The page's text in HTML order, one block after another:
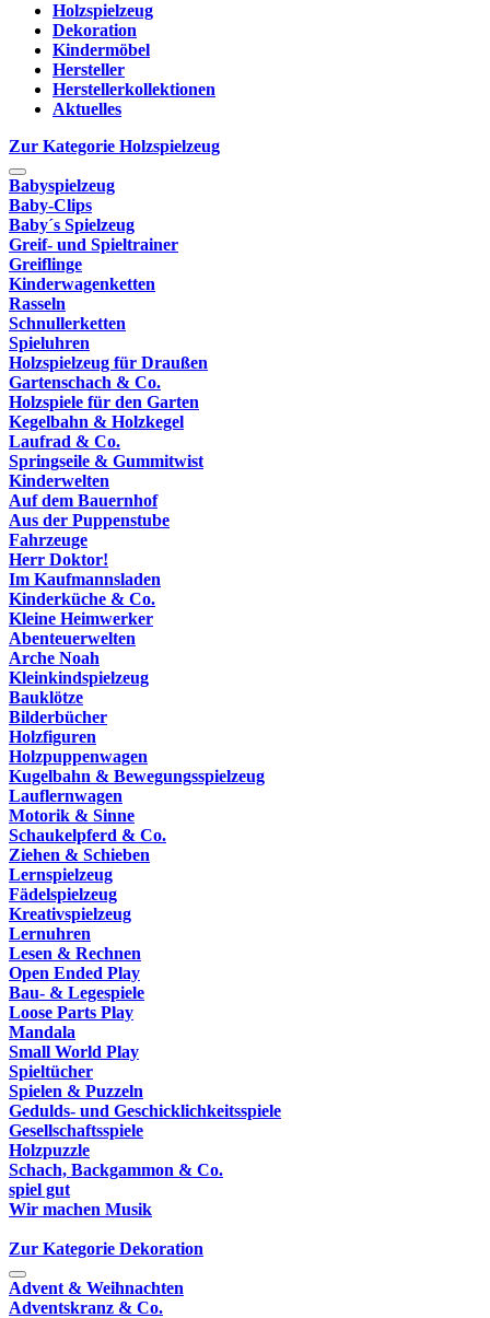
Holzspielzeug
Dekoration
Kindermöbel
Hersteller
Herstellerkollektionen
Aktuelles
Zur Kategorie Holzspielzeug
Babyspielzeug
Baby-Clips
Baby´s Spielzeug
Greif- und Spieltrainer
Greiflinge
Kinderwagenketten
Rasseln
Schnullerketten
Spieluhren
Holzspielzeug für Draußen
Gartenschach & Co.
Holzspiele für den Garten
Kegelbahn & Holzkegel
Laufrad & Co.
Springseile & Gummitwist
Kinderwelten
Auf dem Bauernhof
Aus der Puppenstube
Fahrzeuge
Herr Doktor!
Im Kaufmannsladen
Kinderküche & Co.
Kleine Heimwerker
Abenteuerwelten
Arche Noah
Kleinkindspielzeug
Bauklötze
Bilderbücher
Holzfiguren
Holzpuppenwagen
Kugelbahn & Bewegungsspielzeug
Lauflernwagen
Motorik & Sinne
Schaukelpferd & Co.
Ziehen & Schieben
Lernspielzeug
Fädelspielzeug
Kreativspielzeug
Lernuhren
Lesen & Rechnen
Open Ended Play
Bau- & Legespiele
Loose Parts Play
Mandala
Small World Play
Spieltücher
Spielen & Puzzeln
Gedulds- und Geschicklichkeitsspiele
Gesellschaftsspiele
Holzpuzzle
Schach, Backgammon & Co.
spiel gut
Wir machen Musik
Zur Kategorie Dekoration
Advent & Weihnachten
Adventskranz & Co.